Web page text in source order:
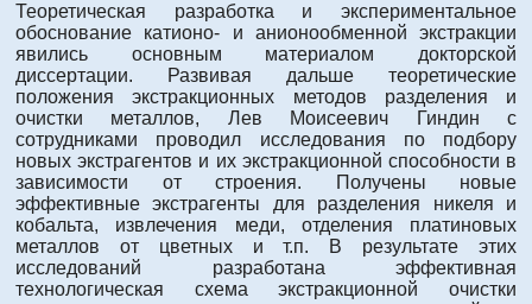
Теоретическая разработка и экспериментальное
обоснование катионо- и анионообменной экстракции
явились основным материалом докторской
диссертации. Развивая дальше теоретические
положения экстракционных методов разделения и
очистки металлов, Лев Моисеевич Гиндин с
сотрудниками проводил исследования по подбору
новых экстрагентов и их экстракционной способности в
зависимости от строения. Получены новые
эффективные экстрагенты для разделения никеля и
кобальта, извлечения меди, отделения платиновых
металлов от цветных и т.п. В результате этих
исследований разработана эффективная
технологическая схема экстракционной очистки